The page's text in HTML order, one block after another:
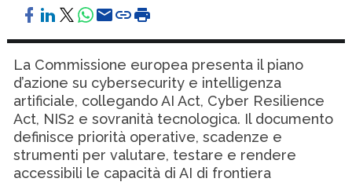
La Commissione europea presenta il piano
d’azione su cybersecurity e intelligenza
artificiale, collegando AI Act, Cyber Resilience
Act, NIS2 e sovranità tecnologica. Il documento
definisce priorità operative, scadenze e
strumenti per valutare, testare e rendere
accessibili le capacità di AI di frontiera